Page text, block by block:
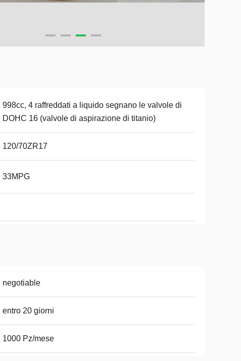
998cc, 4 raffreddati a liquido segnano le valvole di
DOHC 16 (valvole di aspirazione di titanio)
120/70ZR17
33MPG
negotiable
entro 20 giorni
1000 Pz/mese